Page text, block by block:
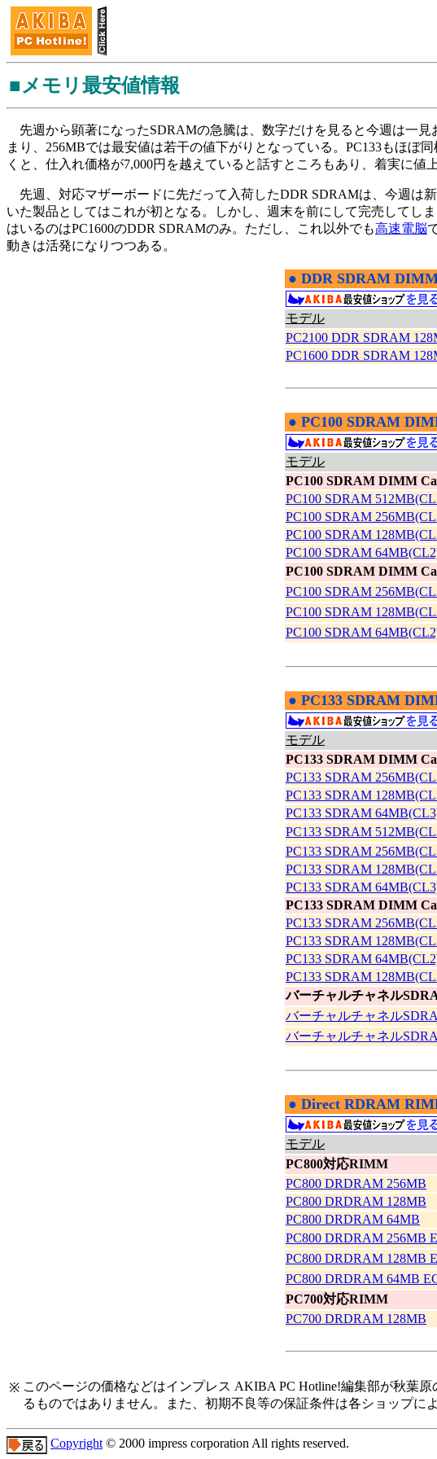
■メモリ最安値情報
先週から顕著になったSDRAMの急騰は、数字だけを見ると今週は一見
まり、256MBでは最安値は若干の値下がりとなっている。PC133もほぼ
くと、仕入れ価格が7,000円を越えていると話すところもあり、着実に
先週、対応マザーボードに先だって入荷したDDR SDRAMは、今週は
いた製品としてはこれが初となる。しかし、週末を前にして完売してしま
はいるのはPC1600のDDR SDRAMのみ。ただし、これ以外でも高速電脳
動きは活発になりつつある。
● DDR SDRAM
モデル
PC2100 DDR SDRAM
PC1600 DDR SDRAM
● PC100 SDRAM
モデル
PC100 SDRAM DIMM
PC100 SDRAM
PC100 SDRAM
PC100 SDRAM
PC100 SDRAM
PC100 SDRAM DIMM
PC100 SDRAM
PC100 SDRAM
PC100 SDRAM
● PC133 SDRAM
モデル
PC133 SDRAM DIMM
PC133 SDRAM
PC133 SDRAM
PC133 SDRAM
PC133 SDRAM
PC133 SDRAM
PC133 SDRAM
PC133 SDRAM
PC133 SDRAM DIMM
PC133 SDRAM
PC133 SDRAM
PC133 SDRAM
PC133 SDRAM
バーチャルチャネル
バーチャルチャネル
バーチャルチャネル
● Direct RDRAM
モデル
PC800対応RIMM
PC800 DRDRAM 256MB
PC800 DRDRAM 128MB
PC800 DRDRAM 64MB
PC800 DRDRAM 256MB
PC800 DRDRAM 128MB
PC800 DRDRAM 64MB
PC700対応RIMM
PC700 DRDRAM 128MB
※ このページの価格などはインプレス AKIBA PC Hotline!編集部が秋葉
るものではありません。また、初期不良等の保証条件は各ショップに
Copyright © 2000 impress corporation All rights reserved.